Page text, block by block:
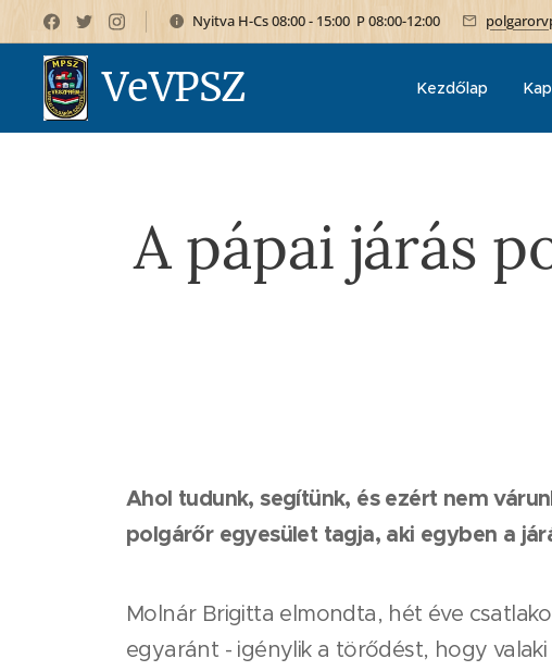
Nyitva H-Cs 08:00 - 15:00 P 08:00-12:00
VeVPSZ Kezdőlap
A pápai járás
Ahol tudunk, segítünk, és ezért nem
polgárőr egyesület tagja, aki egyben a
Molnár Brigitta elmondta, hét éve
egyaránt - igénylik a törődést, hogy